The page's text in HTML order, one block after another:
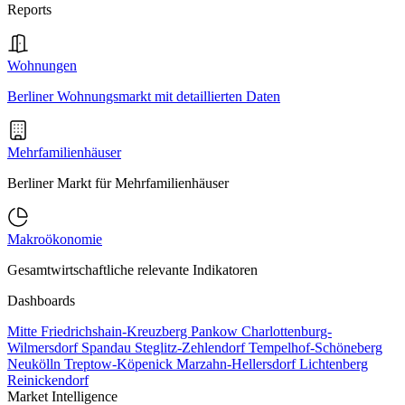
Reports
Wohnungen
Berliner Wohnungsmarkt mit detaillierten Daten
Mehrfamilienhäuser
Berliner Markt für Mehrfamilienhäuser
Makroökonomie
Gesamtwirtschaftliche relevante Indikatoren
Dashboards
Mitte Friedrichshain-Kreuzberg Pankow Charlottenburg-
Wilmersdorf Spandau Steglitz-ZehlendorfTempelhof-Schöneberg
Neukölln Treptow-Köpenick Marzahn-HellersdorfLichtenberg
Reinickendorf
Market Intelligence